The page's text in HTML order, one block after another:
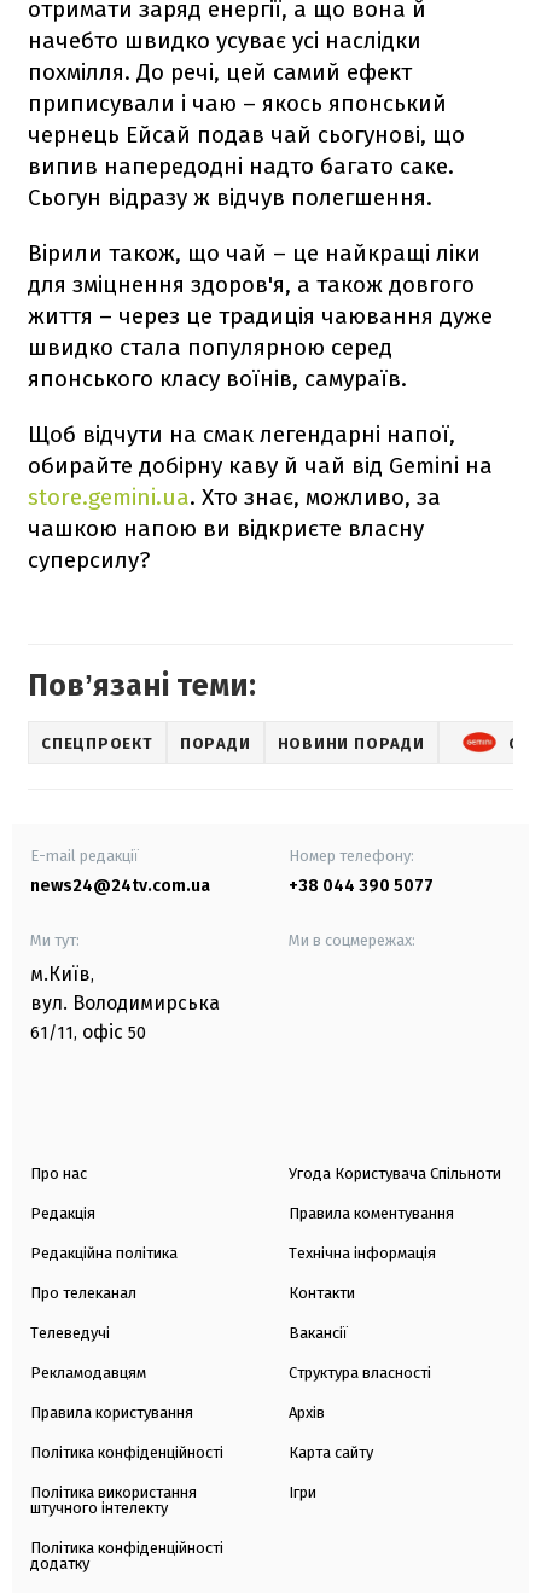
отримати заряд енергії, а що вона й
начебто швидко усуває усі наслідки
похмілля. До речі, цей самий ефект
приписували і чаю – якось японський
чернець Ейсай подав чай сьогунові, що
випив напередодні надто багато саке.
Сьогун відразу ж відчув полегшення.
Вірили також, що чай – це найкращі ліки
для зміцнення здоров'я, а також довгого
життя – через це традиція чаювання дуже
швидко стала популярною серед
японського класу воїнів, самураїв.
Щоб відчути на смак легендарні напої,
обирайте добірну каву й чай від Gemini на
store.gemini.ua. Хто знає, можливо, за
чашкою напою ви відкриєте власну
суперсилу?
Повʼязані теми:
СПЕЦПРОЕКТ ПОРАДИ НОВИНИ ПОРАДИ
E-mail редакції
news24@24tv.com.ua
Номер телефону:
+38 044 390 5077
Ми тут:
м.Київ,
вул. Володимирська
61/11, офіс 50
Ми в соцмережах:
Про нас
Редакція
Редакційна політика
Про телеканал
Телеведучі
Рекламодавцям
Правила користування
Політика конфіденційності
Політика використання
штучного інтелекту
Політика конфіденційності
додатку
Угода Користувача Спільноти
Правила коментування
Технічна інформація
Контакти
Вакансії
Структура власності
Архів
Карта сайту
Ігри